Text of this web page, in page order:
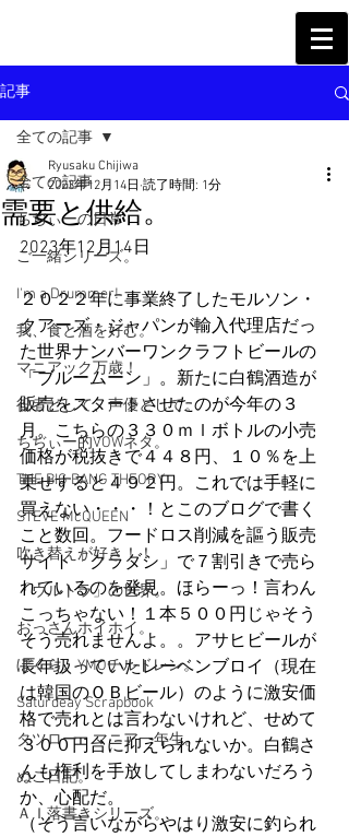
記事
全ての記事
ちぢぃーの日常
ご一緒シリーズ。
I'm a Drummer!
我、食と酒を好む。
マニアック万歳！
役者として、声優として。
ちぢぃー的VOWネタ。
THE BIG BANG THEORY
STEVE McQUEEN
吹き替えが好き！！
「ウルトラ」の世界。
おっさんホイホイ。
ぼくら、YMOチルドレン。
Saturdeay Scrapbook
タツロー・マニア一年生。
ぬこ日記。
ＡＩ落書きシリーズ。
全ての記事
需要と供給。
Ryusaku Chijiwa
2023年12月14日 読了時間: 1分
2023年12月14日
２０２２年に事業終了したモルソン・
クアーズ・ジャパンが輸入代理店だっ
た世界ナンバーワンクラフトビールの
「ブルームーン」。新たに白鶴酒造が
販売をスタートさせたのが今年の３
月。こちらの３３０ｍｌボトルの小売
価格が税抜きで４４８円、１０％を上
乗せすると４９２円。これでは手軽に
買えない・・・！とこのブログで書く
こと数回。フードロス削減を謳う販売
サイト「クラダシ」で７割引きで売ら
れているのを発見。ほらーっ！言わん
こっちゃない！１本５００円じゃそう
そう売れませんよ。。アサヒビールが
長年扱っていたレーベンブロイ（現在
は韓国のＯＢビール）のように激安価
格で売れとは言わないけれど、せめて
３００円台に抑えられないか。白鶴さ
んも権利を手放してしまわないだろう
か、心配だ。
（そう言いながらやはり激安に釣られ